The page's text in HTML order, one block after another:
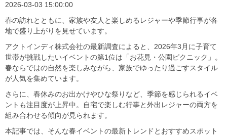
2026-03-03 15:00:00
春の訪れとともに、家族や友人と楽しめるレジャーや季節行事が各
地で盛り上がりを見せています。
アクトインディ株式会社の最新調査によると、2026年3月に子育て
世帯が挑戦したいイベントの第1位は「お花見・公園ピクニック」。
春ならではの自然を楽しみながら、家族でゆったり過ごすスタイル
が人気を集めています。
さらに、春休みのお出かけやひな祭りなど、季節を感じられるイベ
ントも注目度が上昇中。自宅で楽しむ行事と外出レジャーの両方を
組み合わせる傾向が見られます。
本記事では、そんな春イベントの最新トレンドとおすすめスポット